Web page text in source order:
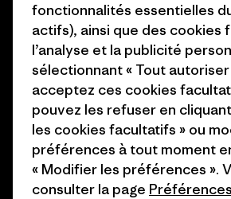
1% For The Planet
Comment nous
finançons
Cartes cadeaux
Nos magasins
Industry
Programme
Patagonia
site
fonctionnalités essentielles
actifs), ainsi que des cookies
l’analyse et la publicité
sélectionnant « Tout autoriser
acceptez ces cookies
pouvez les refuser en
les cookies facultatifs » ou
préférences à tout moment
« Modifier les préférences ».
consulter la page